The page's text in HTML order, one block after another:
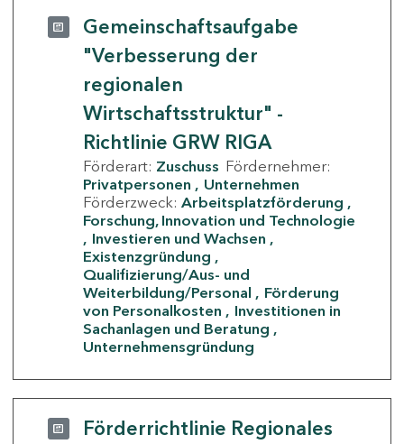
Gemeinschaftsaufgabe
"Verbesserung der
regionalen
Wirtschaftsstruktur" -
Richtlinie GRW RIGA
Förderart: Zuschuss Fördernehmer:
Privatpersonen
Unternehmen
Förderzweck: Arbeitsplatzförderung
Forschung, Innovation und Technologie
Investieren und Wachsen
Existenzgründung
Qualifizierung/Aus- und
Weiterbildung/Personal
Förderung
von Personalkosten
Investitionen in
Sachanlagen und Beratung
Unternehmensgründung
Förderrichtlinie Regionales